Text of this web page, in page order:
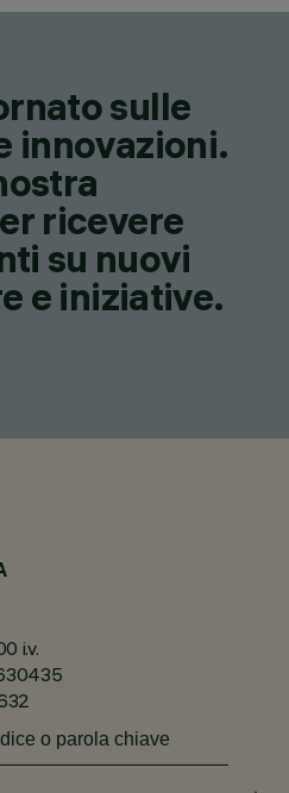
sulle
innovazioni.
ricevere
su nuovi
e iniziative.
i.v.